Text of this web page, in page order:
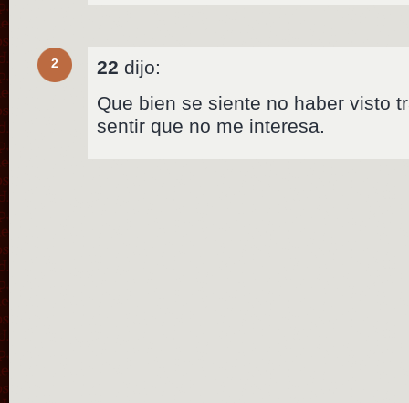
2 22 dijo:
Que bien se siente no haber visto
sentir que no me interesa.